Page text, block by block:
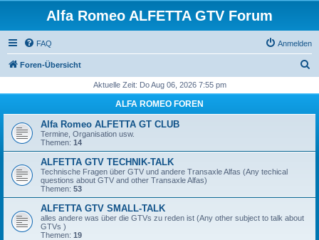
Alfa Romeo ALFETTA GTV Forum
FAQ Anmelden
Foren-Übersicht
h
Aktuelle Zeit: Do Aug 06, 2026 7:55 pm
ALFA ROMEO FOREN
Alfa Romeo ALFETTA GT CLUB
Termine, Organisation usw.
Themen: 14
ALFETTA GTV TECHNIK-TALK
Technische Fragen über GTV und andere Transaxle Alfas (Any techical
questions about GTV and other Transaxle Alfas)
Themen: 53
ALFETTA GTV SMALL-TALK
alles andere was über die GTVs zu reden ist (Any other subject to talk about
GTVs )
Themen: 19